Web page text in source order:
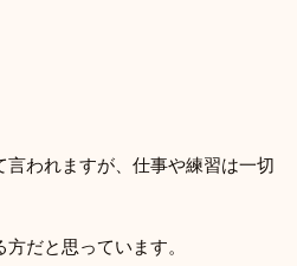
われますが、仕事や練習は一切
だと思っています。